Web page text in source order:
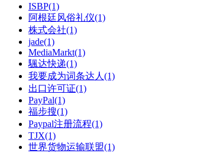
ISBP(1)
阿根廷风俗礼仪(1)
株式会社(1)
jade(1)
MediaMarkt(1)
颿达快递(1)
我要成为词条达人(1)
出口许可证(1)
PayPal(1)
福步搜(1)
Paypal注册流程(1)
TJX(1)
世界货物运输联盟(1)